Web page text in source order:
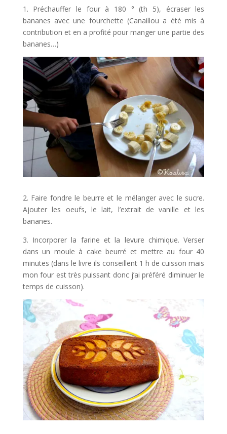
1. Préchauffer le four à 180 ° (th 5), écraser les
bananes avec une fourchette (Canaillou a été mis à
contribution et en a profité pour manger une partie des
bananes…)
2. Faire fondre le beurre et le mélanger avec le sucre.
Ajouter les oeufs, le lait, l’extrait de vanille et les
bananes.
3. Incorporer la farine et la levure chimique. Verser
dans un moule à cake beurré et mettre au four 40
minutes (dans le livre ils conseillent 1 h de cuisson mais
mon four est très puissant donc j’ai préféré diminuer le
temps de cuisson).